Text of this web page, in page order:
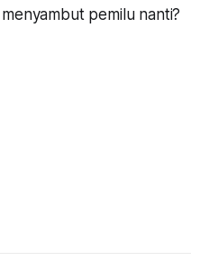
pemilu nanti?